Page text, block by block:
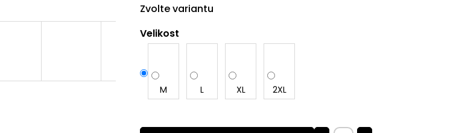
Zvolte variantu
Velikost
M L XL 2XL